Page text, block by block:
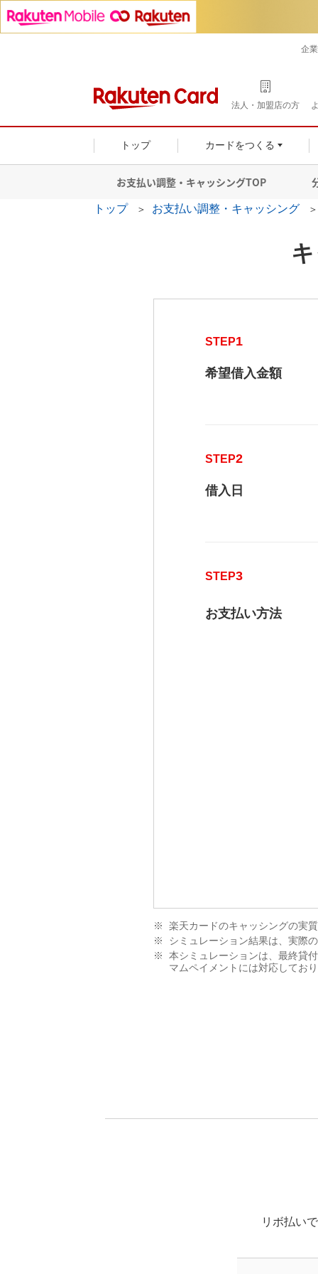
企
法人・加盟店の方
トップ カードをつくる
お支払い調整・キャッシングTOP
トップ お支払い調整・キャッシング
STEP1
希望借入金額
STEP2
借入日
STEP3
お支払い方法
楽天カードのキャッシングの実
シミュレーション結果は、実際
本シミュレーションは、最終貸
マムペイメントには対応しており
リボ払い